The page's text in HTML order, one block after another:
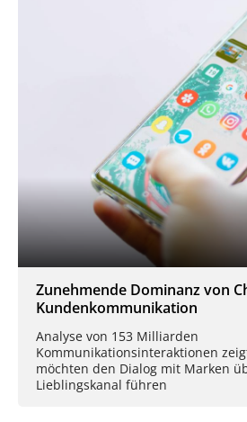
Zunehmende Dominanz von
Kundenkommunikation
Analyse von 153 Milliarden
Kommunikationsinteraktionen
möchten den Dialog mit Marken
Lieblingskanal führen